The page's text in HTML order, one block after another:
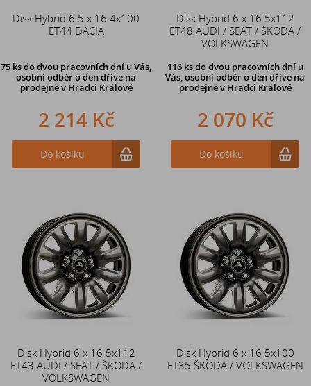
Disk Hybrid 6.5 x 16 4x100
ET44 DACIA
75 ksdo dvou pracovních dní u Vás,
osobní odběr o den dříve na
prodejně v Hradci Králové
2 214 Kč
Do košíku
Disk Hybrid 6 x 16 5x112
ET48 AUDI / SEAT / ŠKODA /
VOLKSWAGEN
116 ks do dvou pracovních dní u
Vás, osobní odběr o den dříve na
prodejně v Hradci Králové
2 070 Kč
Do košíku
Disk Hybrid 6 x 16 5x112
ET43 AUDI / SEAT / ŠKODA /
VOLKSWAGEN
Disk Hybrid 6 x 16 5x100
ET35 ŠKODA / VOLKSWAGEN